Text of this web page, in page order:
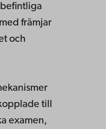
främjar
och
till
examen,